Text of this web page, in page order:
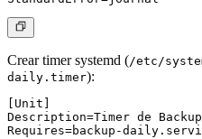
Crear timer systemd (/etc/
daily.timer):
[Unit]
Description=Timer de
Requires=backup-